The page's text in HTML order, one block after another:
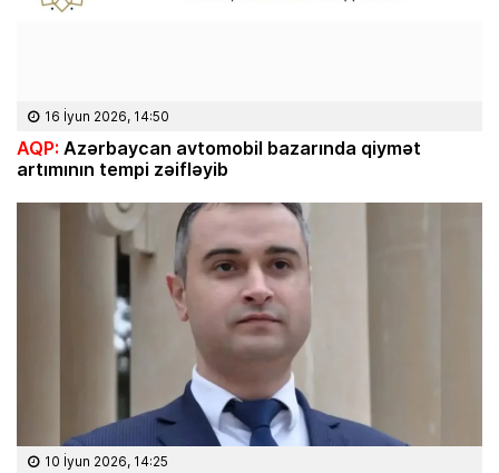
16 İyun 2026, 14:50
AQP: Azərbaycan avtomobil bazarında qiymət
artımının tempi zəifləyib
10 İyun 2026, 14:25